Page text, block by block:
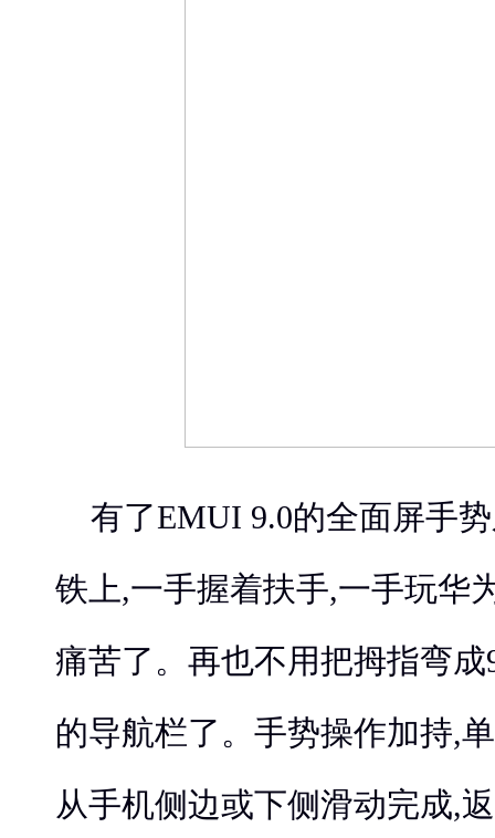
有了EMUI 9.0的全面屏手
铁上,一手握着扶手,一手玩华
痛苦了。再也不用把拇指弯
的导航栏了。手势操作加持,
从手机侧边或下侧滑动完成,